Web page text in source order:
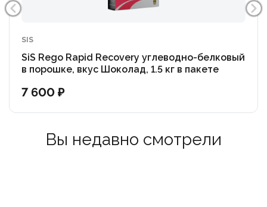
SIS
SiS Rego Rapid Recovery углеводно-белковый
в порошке, вкус Шоколад, 1.5 кг в пакете
7 600 ₽
Вы недавно смотрели